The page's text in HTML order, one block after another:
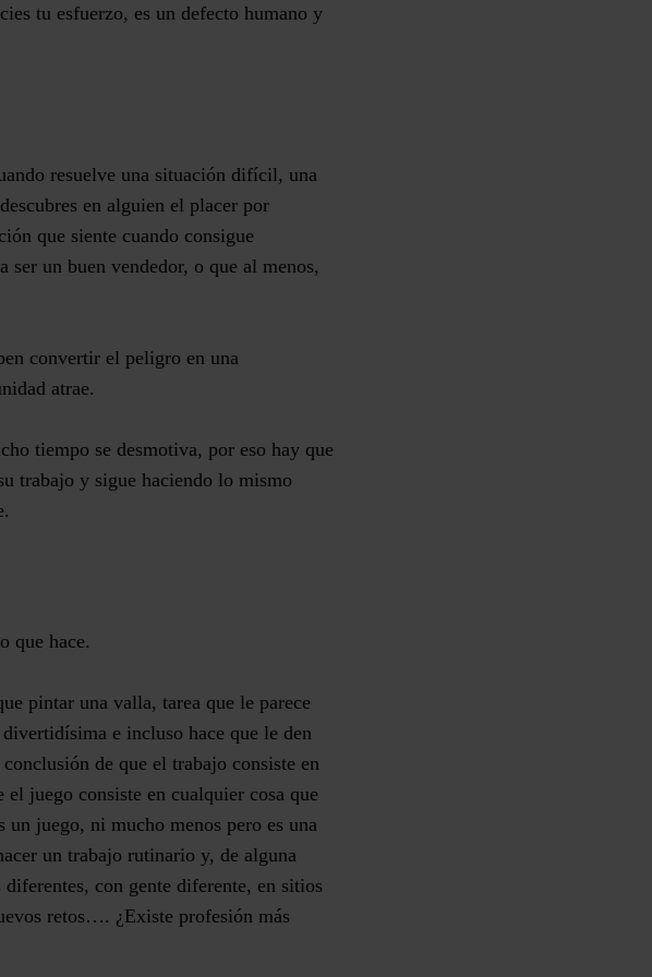
tu esfuerzo, es un defecto humano y
resuelve una situación difícil, una
en alguien el placer por
que siente cuando consigue
ser un buen vendedor, o que al menos,
convertir el peligro en una
atrae.
tiempo se desmotiva, por eso hay que
trabajo y sigue haciendo lo mismo
que hace.
pintar una valla, tarea que le parece
e incluso hace que le den
de que el trabajo consiste en
juego consiste en cualquier cosa que
juego, ni mucho menos pero es una
un trabajo rutinario y, de alguna
con gente diferente, en sitios
retos…. ¿Existe profesión más